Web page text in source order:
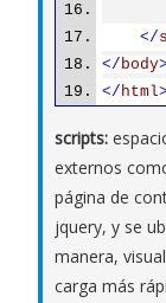
</
</body>
</html>
scripts:
externos
página de
jquery, y se
manera,
carga más